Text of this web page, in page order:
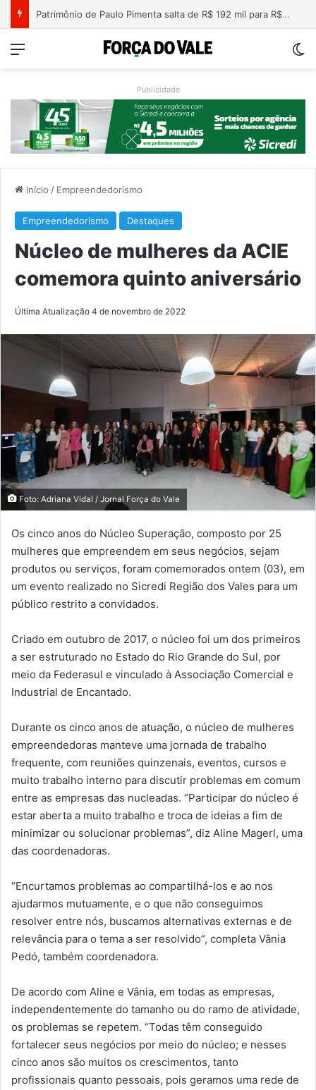
Nova lei endurece penas para crimes sexuais online contra crianças e adolescentes
Menu
Publicidade
Início / Empreendedorismo
Empreendedorismo Destaques
Núcleo de mulheres da ACIE
comemora quinto aniversário
Última Atualização 4 de novembro de 2022
Foto: Adriana Vidal / Jornal Força do Vale
Os cinco anos do Núcleo Superação, composto por 25
mulheres que empreendem em seus negócios, sejam
produtos ou serviços, foram comemorados ontem (03), em
um evento realizado no Sicredi Região dos Vales para um
público restrito a convidados.
Criado em outubro de 2017, o núcleo foi um dos primeiros
a ser estruturado no Estado do Rio Grande do Sul, por
meio da Federasul e vinculado à Associação Comercial e
Industrial de Encantado.
Durante os cinco anos de atuação, o núcleo de mulheres
empreendedoras manteve uma jornada de trabalho
frequente, com reuniões quinzenais, eventos, cursos e
muito trabalho interno para discutir problemas em comum
entre as empresas das nucleadas. “Participar do núcleo é
estar aberta a muito trabalho e troca de ideias a fim de
minimizar ou solucionar problemas”, diz Aline Magerl, uma
das coordenadoras.
“Encurtamos problemas ao compartilhá-los e ao nos
ajudarmos mutuamente, e o que não conseguimos
resolver entre nós, buscamos alternativas externas e de
relevância para o tema a ser resolvido”, completa Vânia
Pedó, também coordenadora.
De acordo com Aline e Vânia, em todas as empresas,
independentemente do tamanho ou do ramo de atividade,
os problemas se repetem. “Todas têm conseguido
fortalecer seus negócios por meio do núcleo; e nesses
cinco anos são muitos os crescimentos, tanto
profissionais quanto pessoais, pois geramos uma rede de